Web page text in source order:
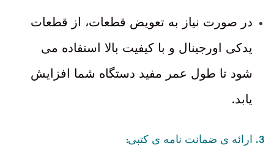
در صورت نیاز به تعویض قطعات، از قطعات
یدکی اورجینال و با کیفیت بالا استفاده می
شود تا طول عمر مفید دستگاه شما افزایش
یابد.
3. ارائه ی ضمانت نامه ی کتبی: